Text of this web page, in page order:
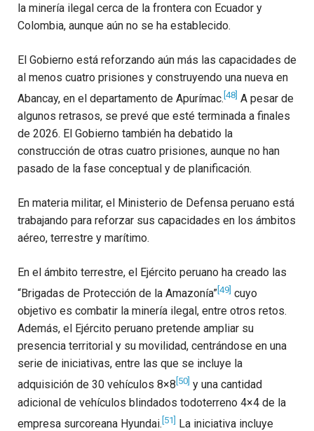
la minería ilegal cerca de la frontera con Ecuador y
Colombia, aunque aún no se ha establecido.
El Gobierno está reforzando aún más las capacidades de
al menos cuatro prisiones y construyendo una nueva en
Abancay, en el departamento de Apurímac. [48] A pesar de
algunos retrasos, se prevé que esté terminada a finales
de 2026. El Gobierno también ha debatido la
construcción de otras cuatro prisiones, aunque no han
pasado de la fase conceptual y de planificación.
En materia militar, el Ministerio de Defensa peruano está
trabajando para reforzar sus capacidades en los ámbitos
aéreo, terrestre y marítimo.
En el ámbito terrestre, el Ejército peruano ha creado las
“Brigadas de Protección de la Amazonía” [49] cuyo
objetivo es combatir la minería ilegal, entre otros retos.
Además, el Ejército peruano pretende ampliar su
presencia territorial y su movilidad, centrándose en una
serie de iniciativas, entre las que se incluye la
adquisición de 30 vehículos 8×8 [50] y una cantidad
adicional de vehículos blindados todoterreno 4×4 de la
empresa surcoreana Hyundai. [51] La iniciativa incluye